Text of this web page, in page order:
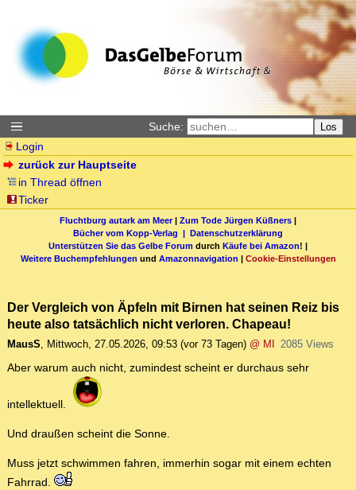
Suche: Los
Login
zurück zur Hauptseite
in Thread öffnen
Ticker
Fluchtburg autark am Meer| Zum Tode Jürgen Küßners |
Bücher vom Kopp-Verlag | Datenschutzerklärung
Unterstützen Sie das Gelbe Forum durch Käufe bei Amazon! |
Weitere Buchempfehlungen und Amazonnavigation | Cookie-Einstellungen
Der Vergleich von Äpfeln mit Birnen hat seinen Reiz bis
heute also tatsächlich nicht verloren. Chapeau!
MausS, Mittwoch, 27.05.2026, 09:53 (vor 73 Tagen) @ MI 2085 Views
Aber warum auch nicht, zumindest scheint er durchaus sehr
intellektuell.
Und draußen scheint die Sonne.
Muss jetzt schwimmen fahren, immerhin sogar mit einem echten
Fahrrad.